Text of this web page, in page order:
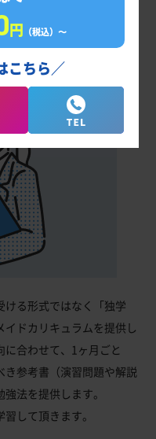
る！
対策カリキュラム
ける形式ではなく「独学
ドカリキュラムを提供し
合わせて、1ヶ月ごと
き参考書（演習問題や解説
法を提供します。
して頂きます。
円 （税込）〜
こちら／